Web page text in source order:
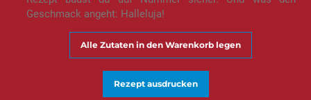
Geschmack angeht: Halleluja!
Alle Zutaten in den Warenkorb legen
Rezept ausdrucken